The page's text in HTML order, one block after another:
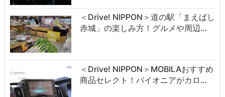
＜Drive! NIPPON＞道の駅「まえばし
赤城」の楽しみ方！グルメや周辺…
＜Drive! NIPPON＞MOBILAおすすめ
商品セレクト！パイオニアがカロ…